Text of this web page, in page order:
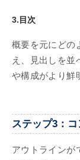
3.目次
概要を元にどの
え、見出しを並
や構成がより鮮
ステップ3：
アウトラインが